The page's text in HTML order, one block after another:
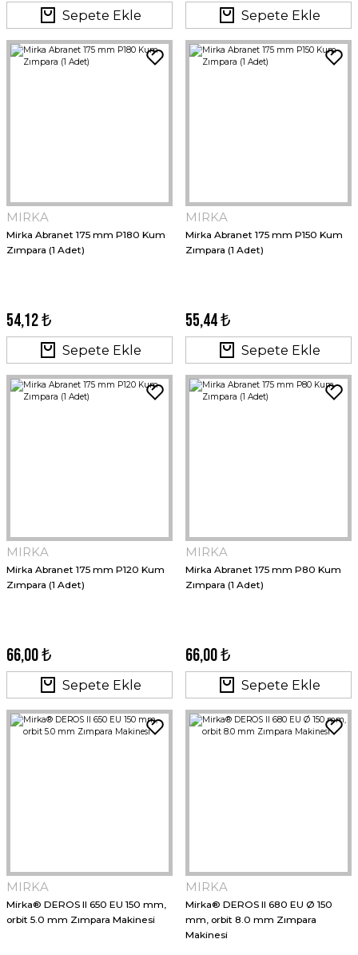
Sepete Ekle Sepete Ekle
MIRKA
Mirka Abranet 175 mm P180 Kum
Zımpara (1 Adet)
54,12 ₺
Sepete Ekle
MIRKA
Mirka Abranet 175 mm P150 Kum
Zımpara (1 Adet)
55,44 ₺
Sepete Ekle
MIRKA
Mirka Abranet 175 mm P120 Kum
Zımpara (1 Adet)
66,00 ₺
Sepete Ekle
MIRKA
Mirka Abranet 175 mm P80 Kum
Zımpara (1 Adet)
66,00 ₺
Sepete Ekle
MIRKA
Mirka® DEROS II 650 EU 150 mm,
orbit 5.0 mm Zımpara Makinesi
MIRKA
Mirka® DEROS II 680 EU Ø 150
mm, orbit 8.0 mm Zımpara
Makinesi